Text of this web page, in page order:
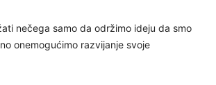
nečega samo da održimo ideju da smo
onemogućimo razvijanje svoje